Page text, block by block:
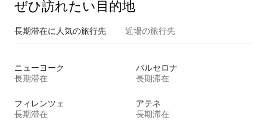
ぜひ訪⁠れ⁠た⁠い目⁠的⁠地
長期滞在に人気の旅行先 近場の旅行先
ニューヨーク
長期滞在
バルセロナ
長期滞在
フィレンツェ
長期滞在
アテネ
長期滞在